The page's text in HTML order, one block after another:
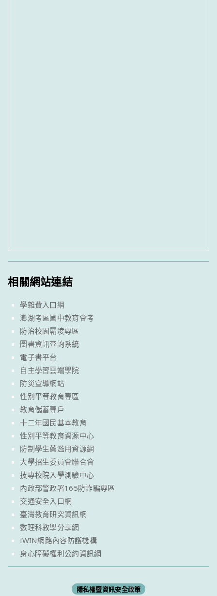
相關網站連結
學雜費入口網
澎湖考區國中教育會考
防治校園霸凌專區
圖書資訊查詢系統
電子書平台
自主學習雲端學院
防災宣導網站
性別平等教育專區
教育儲蓄專戶
十二年國民基本教育
性別平等教育資源中心
防制學生藥濫用資源網
大學招生委員會聯合會
技專校院入學測驗中心
內政部警政署165防詐騙專區
交通安全入口網
臺灣教育研究資訊網
數理科教學分享網
iWIN網路內容防護機構
身心障礙權利公約資訊網
隱私權暨資訊安全政策